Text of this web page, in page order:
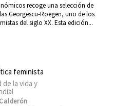
recoge una selección de
Georgescu-Roegen, uno de los
del siglo XX. Esta edición...
feminista
la vida y